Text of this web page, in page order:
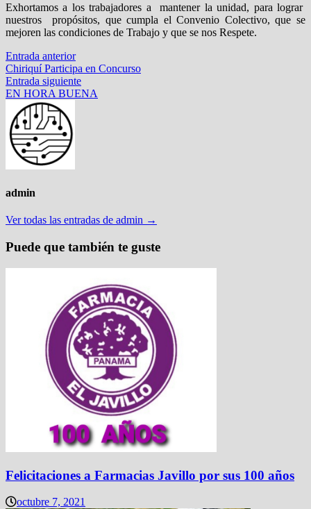
Exhortamos a los trabajadores a mantener la unidad, para lograr
nuestros propósitos, que cumpla el Convenio Colectivo, que se
mejoren las condiciones de Trabajo y que se nos Respete.
Navegación
de
entradas
Entrada anteriorEntrada
anterior:
Chiriquí Participa en Concurso
Entrada siguienteEntrada
siguiente:
EN HORA BUENA
admin
Ver todas las entradas de admin →
Puede que también te guste
Felicitaciones a Farmacias Javillo por sus 100 años
octubre 7, 2021